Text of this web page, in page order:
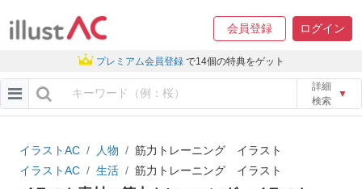
会員登録 ログイン
プレミアム会員登録 で14個の特典をゲット
詳細
検索
▼
イラストAC 人物
筋力トレーニング イラスト
イラストAC
生活 筋力トレーニング イラスト